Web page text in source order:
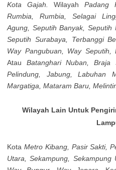
Kota Gajah. Wilayah Padang
Rumbia, Rumbia, Selagai
Agung, Seputih Banyak, Seputih
Seputih Surabaya, Terbanggi
Way Pangubuan, Way Seputih,
Atau Batanghari Nuban, Braja
Pelindung, Jabung, Labuhan
Margatiga, Mataram Baru,
Wilayah Lain Untuk
Kota Metro Kibang, Pasir Sakti,
Utara, Sekampung, Sekampung